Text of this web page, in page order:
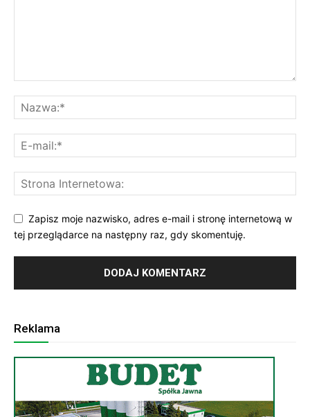
Zapisz moje nazwisko, adres e-mail i stronę internetową w
tej przeglądarce na następny raz, gdy skomentuję.
Reklama